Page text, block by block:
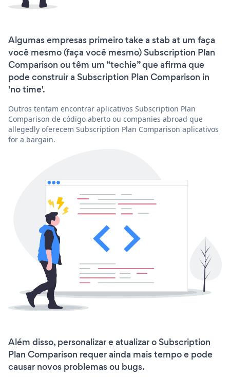
Algumas empresas primeiro take a stab at um faça
você mesmo (faça você mesmo) Subscription Plan
Comparison ou têm um “techie” que afirma que
pode construir a Subscription Plan Comparison in
'no time'.
Outros tentam encontrar aplicativos Subscription Plan
Comparison de código aberto ou companies abroad que
allegedly oferecem Subscription Plan Comparison aplicativos
for a bargain.
Além disso, personalizar e atualizar o Subscription
Plan Comparison requer ainda mais tempo e pode
causar novos problemas ou bugs.